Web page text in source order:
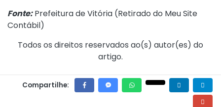
Fonte:Prefeitura de Vitória (Retirado do Meu Site
Contábil)
Todos os direitos reservados ao(s) autor(es) do
artigo.
Compartilhe: